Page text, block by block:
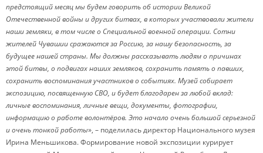
предстоящий месяц мы будем говорить об истории Великой
Отечественной войны и других битвах, в которых участвовали жители
наши земляки, в том числе о Специальной военной операции. Сотни
жителей Чувашии сражаются за Россию, за нашу безопасность, за
будущее нашей страны. Мы должны рассказывать людям о причинах
этой битвы, о подвигах наших земляков, сохранить память о павших,
сохранить воспоминания участников о событиях. Музей собирает
экспозицию, посвященную СВО, и будет благодарен за любой вклад:
личные воспоминания, личные вещи, документы, фотографии,
информацию о работе волонтёров. Это начало очень большой серьезной
и очень тонкой работы», – поделилась директор Национального музея
Ирина Меньшикова. Формирование новой экспозиции курирует